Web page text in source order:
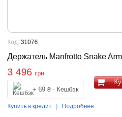
Держатель Manfrotto Snake
Код: 31076
3 496 грн
+ 69 ₴ - Кешбэк
Купить в кредит Подробнее